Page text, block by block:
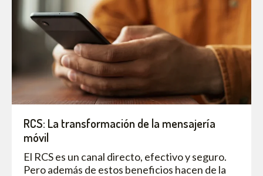
RCS: La transformación de la mensajería
móvil
El RCS es un canal directo, efectivo y seguro.
Pero además de estos beneficios hacen de la